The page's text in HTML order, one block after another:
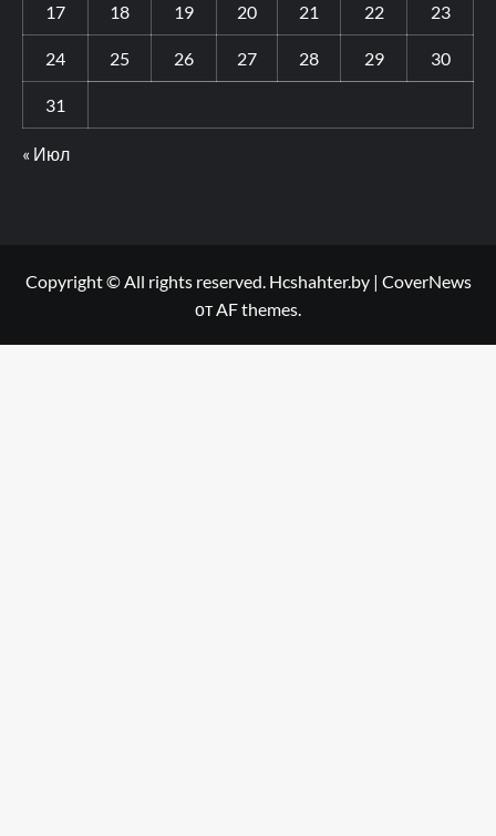
17 18 19 20 21 22 23
24 25 26 27 28 29 30
31
« Июл
Copyright © All rights reserved. Hcshahter.by | CoverNews
от AF themes.